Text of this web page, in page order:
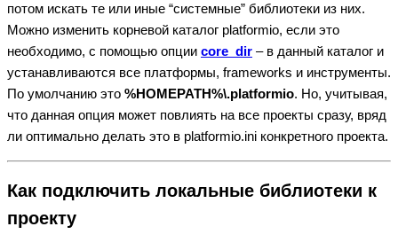
потом искать те или иные “системные” библиотеки из них.
Можно изменить корневой каталог platformio, если это
необходимо, с помощью опции core_dir – в данный каталог и
устанавливаются все платформы, frameworks и инструменты.
По умолчанию это %HOMEPATH%\.platformio. Но, учитывая,
что данная опция может повлиять на все проекты сразу, вряд
ли оптимально делать это в platformio.ini конкретного проекта.
Как подключить локальные библиотеки к
проекту